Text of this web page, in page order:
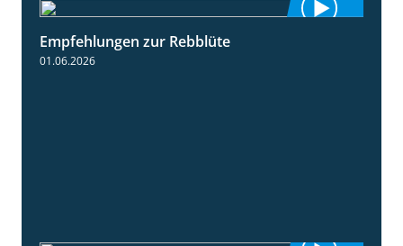
Empfehlungen zur Rebblüte
01.06.2026